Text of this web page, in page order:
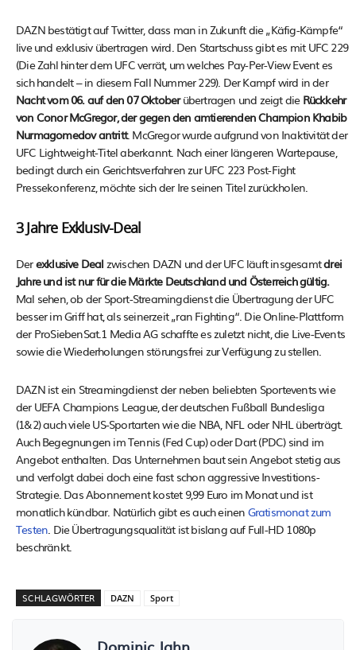
DAZN bestätigt auf Twitter, dass man in Zukunft die „Käfig-Kämpfe“
live und exklusiv übertragen wird. Den Startschuss gibt es mit UFC 229
(Die Zahl hinter dem UFC verrät, um welches Pay-Per-View Event es
sich handelt – in diesem Fall Nummer 229). Der Kampf wird in der
Nacht vom 06. auf den 07 Oktoberübertragen und zeigt die Rückkehr
von Conor McGregor,der gegen den amtierenden Champion Khabib
Nurmagomedov antritt. McGregor wurde aufgrund von Inaktivität der
UFC Lightweight-Titel aberkannt. Nach einer längeren Wartepause,
bedingt durch ein Gerichtsverfahren zur UFC 223 Post-Fight
Pressekonferenz, möchte sich der Ire seinen Titel zurückholen.
3 Jahre Exklusiv-Deal
Derexklusive Deal zwischen DAZN und der UFC läuft insgesamtdrei
Jahre und ist nur für die Märkte Deutschland und Österreich gültig.
Mal sehen, ob der Sport-Streamingdienst die Übertragung der UFC
besser im Griff hat, als seinerzeit „ran Fighting“. Die Online-Plattform
der ProSiebenSat.1 Media AG schaffte es zuletzt nicht, die Live-Events
sowie die Wiederholungen störungsfrei zur Verfügung zu stellen.
DAZN ist ein Streamingdienst der neben beliebten Sportevents wie
der UEFA Champions League, der deutschen Fußball Bundesliga
(1&2) auch viele US-Sportarten wie die NBA, NFL oder NHL überträgt.
Auch Begegnungen im Tennis (Fed Cup) oder Dart (PDC) sind im
Angebot enthalten. Das Unternehmen baut sein Angebot stetig aus
und verfolgt dabei doch eine fast schon aggressive Investitions-
Strategie. Das Abonnement kostet 9,99 Euro im Monat und ist
monatlich kündbar. Natürlich gibt es auch einen Gratismonat zum
Testen . Die Übertragungsqualität ist bislang auf Full-HD 1080p
beschränkt.
SCHLAGWÖRTER DAZN Sport